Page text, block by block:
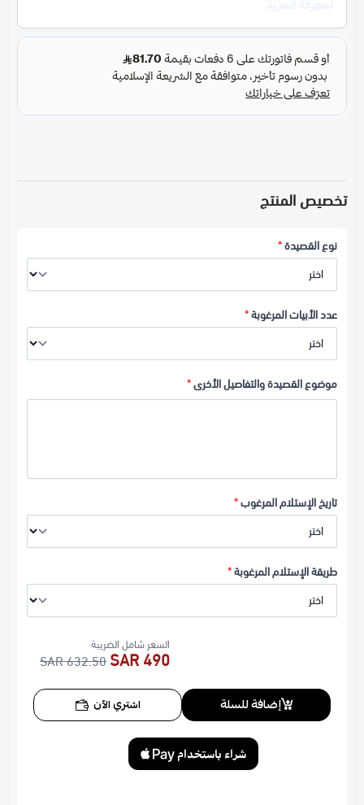
تخصيص المنتج
نوع القصيدة*
عدد الأبيات المرغوبة*
موضوع القصيدة والتفاصيل الأخرى*
تاريخ الإستلام المرغوب*
طريقة الإستلام المرغوبة*
السعر شامل الضريبة
490 SAR
632.50 SAR
إضافة للسلة اشتري الآن